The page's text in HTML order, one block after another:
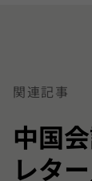
関連記事
中国
レタ